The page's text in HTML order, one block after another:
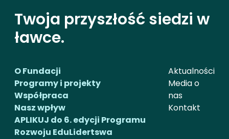
Twoja przyszłość siedzi w
ławce.
O Fundacji
Programy i projekty
Współpraca
Nasz wpływ
APLIKUJ do 6. edycji Programu
Rozwoju EduLidertswa
Aktualności
Media o
nas
Kontakt